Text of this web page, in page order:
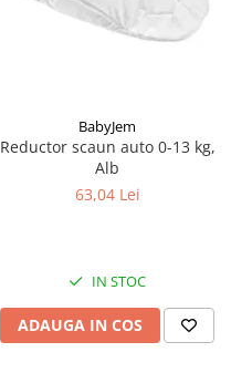
BabyJem
Reductor scaun auto 0-13 kg,
Alb
63,04 Lei
IN STOC
ADAUGA IN COS